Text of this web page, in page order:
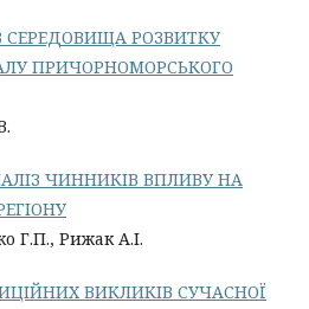
СЕРЕДОВИЩА РОЗВИТКУ
ПРИЧОРНОМОРСЬКОГО
ЧИННИКІВ ВПЛИВУ НА
Г.П., Рижак А.І.
ВИКЛИКІВ СУЧАСНОЇ